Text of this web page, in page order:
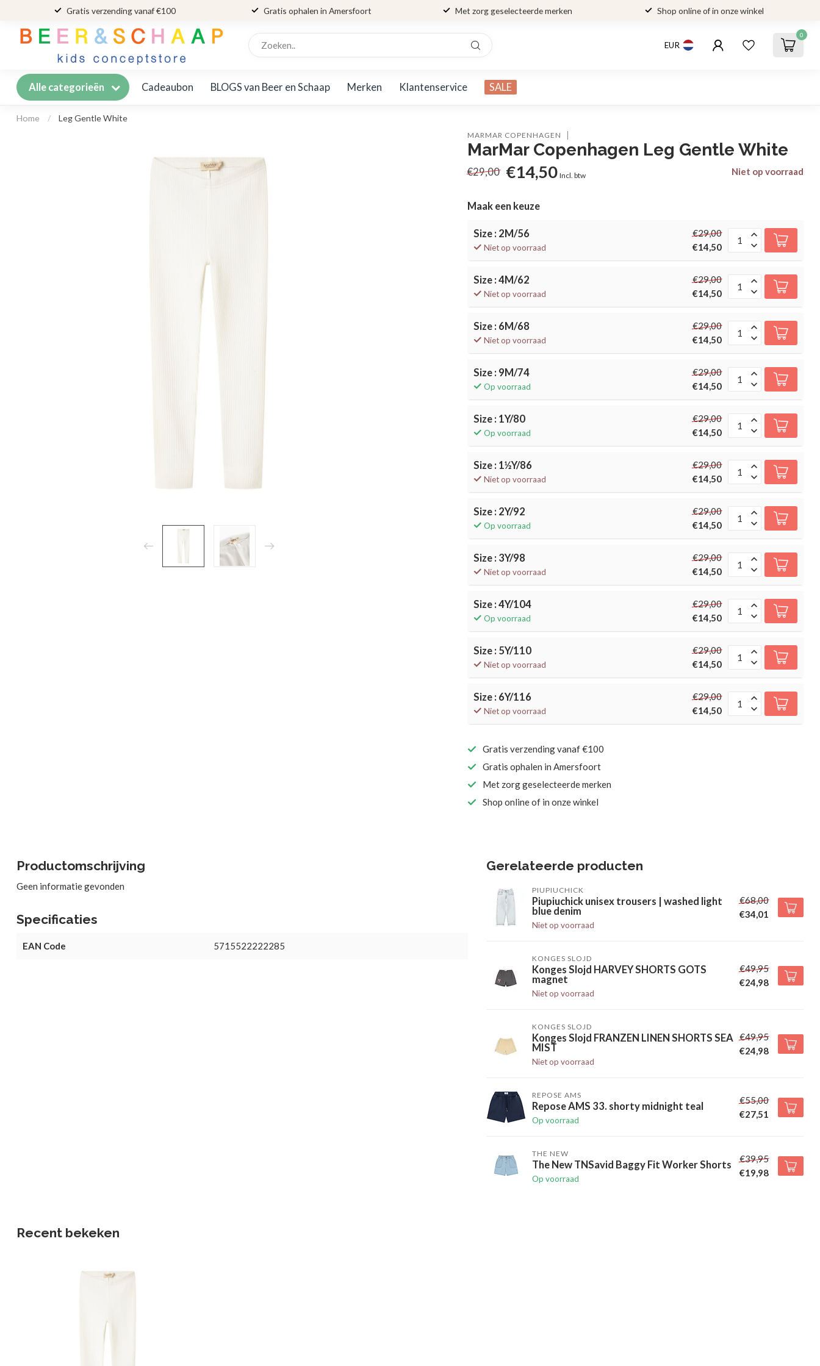
Gratis verzending vanaf €100 Gratis ophalen in Amersfoort Met zorg geselecteerde merken Shop online of in onze winkel
EUR
0
Alle categorieën Cadeaubon BLOGS van Beer en Schaap Merken Klantenservice SALE
Home / Leg Gentle White
MARMAR COPENHAGEN
MarMar Copenhagen Leg Gentle White
€29,00 €14,50 Incl. btw Niet op voorraad
Maak een keuze
Size : 2M/56
Niet op voorraad
€29,00
€14,50
Size : 4M/62
Niet op voorraad
€29,00
€14,50
Size : 6M/68
Niet op voorraad
€29,00
€14,50
Size : 9M/74
Op voorraad
€29,00
€14,50
Size : 1Y/80
Op voorraad
€29,00
€14,50
Size : 1½Y/86
Niet op voorraad
€29,00
€14,50
Size : 2Y/92
Op voorraad
€29,00
€14,50
Size : 3Y/98
Niet op voorraad
€29,00
€14,50
Size : 4Y/104
Op voorraad
€29,00
€14,50
Size : 5Y/110
Niet op voorraad
€29,00
€14,50
Size : 6Y/116
Niet op voorraad
€29,00
€14,50
Gratis verzending vanaf €100
Gratis ophalen in Amersfoort
Met zorg geselecteerde merken
Shop online of in onze winkel
Productomschrijving
Geen informatie gevonden
Specificaties
EAN Code 5715522222285
Gerelateerde producten
PIUPIUCHICK
Piupiuchick unisex trousers | washed light
blue denim
Niet op voorraad
€68,00
€34,01
KONGES SLOJD
Konges Slojd HARVEY SHORTS GOTS
magnet
Niet op voorraad
€49,95
€24,98
KONGES SLOJD
Konges Slojd FRANZEN LINEN SHORTS SEA
MIST
Niet op voorraad
€49,95
€24,98
REPOSE AMS
Repose AMS 33. shorty midnight teal
Op voorraad
€55,00
€27,51
THE NEW
The New TNSavid Baggy Fit Worker Shorts
Op voorraad
€39,95
€19,98
Recent bekeken